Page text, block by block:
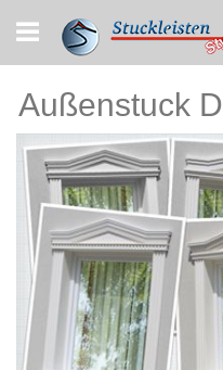
to
Content
Außenstuck